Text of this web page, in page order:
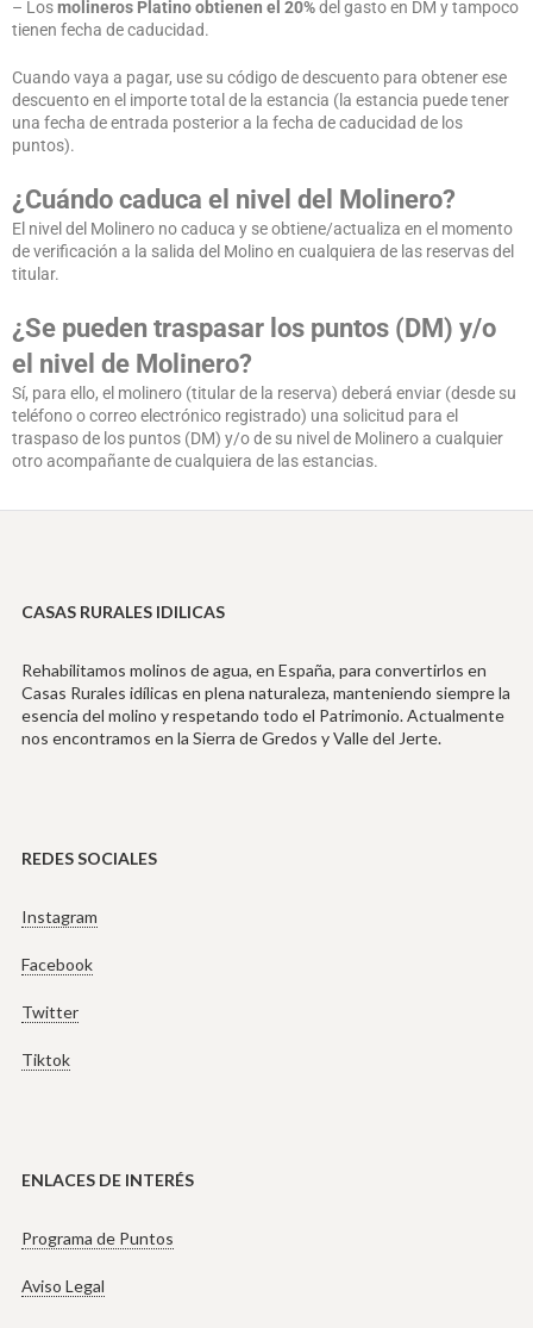
– Losmolineros Platinoobtienen el 20%del gasto en DM y tampoco
tienen fecha de caducidad.
Cuando vaya a pagar, use su código de descuento para obtener ese
descuento en el importe total de la estancia (la estancia puede tener
una fecha de entrada posterior a la fecha de caducidad de los
puntos).
¿Cuándo caduca el nivel del Molinero?
El nivel del Molinero no caduca y se obtiene/actualiza en el momento
de verificación a la salida del Molino en cualquiera de las reservas del
titular.
¿Se pueden traspasar los puntos (DM) y/o
el nivel de Molinero?
Sí, para ello, el molinero (titular de la reserva) deberá enviar (desde su
teléfono o correo electrónico registrado) una solicitud para el
traspaso de los puntos (DM) y/o de su nivel de Molinero a cualquier
otro acompañante de cualquiera de las estancias.
CASAS RURALES IDILICAS
Rehabilitamos molinos de agua, en España, para convertirlos en
Casas Rurales idílicas en plena naturaleza, manteniendo siempre la
esencia del molino y respetando todo el Patrimonio. Actualmente
nos encontramos en la Sierra de Gredos y Valle del Jerte.
REDES SOCIALES
Instagram
Facebook
Twitter
Tiktok
ENLACES DE INTERÉS
Programa de Puntos
Aviso Legal